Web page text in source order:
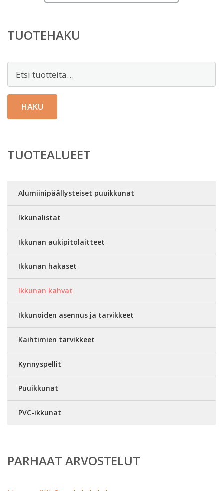
TUOTEHAKU
HAKU
TUOTEALUEET
Alumiinipäällysteiset puuikkunat
Ikkunalistat
Ikkunan aukipitolaitteet
Ikkunan hakaset
Ikkunan kahvat
Ikkunoiden asennus ja tarvikkeet
Kaihtimien tarvikkeet
Kynnyspellit
Puuikkunat
PVC-ikkunat
PARHAAT ARVOSTELUT